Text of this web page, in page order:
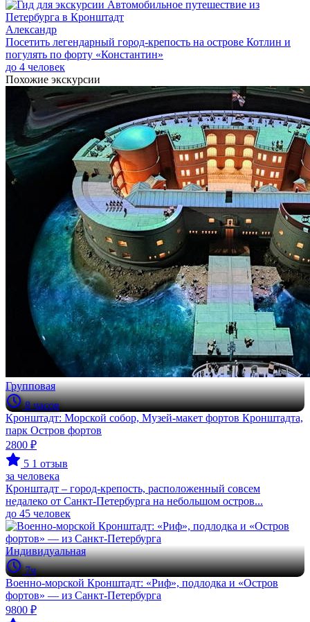
Александр
Посетить легендарный город-крепость на острове Котлин и
погулять по форту «Константин»
до 4 человек
Похожие экскурсии
Групповая
8 часов
Кронштадт: Морской собор, Музей-макет фортов Кронштадта,
парк Остров фортов
2800 ₽
5 1 отзыв
за человека
Кронштадт – город-крепость, расположенный совсем
недалеко от Санкт-Петербурга на небольшом остров...
до 45 человек
Индивидуальная
7ч
Военно-морской Кронштадт: «Риф», подлодка и «Остров
фортов» — из Санкт-Петербурга
9800 ₽